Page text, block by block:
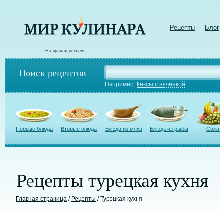
Рецепты Блог
На правах рекламы:
Поиск рецептов
Например: Кексы с начинкой
Первые блюда Вторые блюда Блюда из мяса Блюда из рыбы
Рецепты турецкая кухня
Главная страница / Рецепты / Турецкая кухня